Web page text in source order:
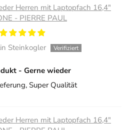
Herren mit Laptopfach 16,4"
- PIERRE PAUL
Steinkogler
- Gerne wieder
Super Qualität
Herren mit Laptopfach 16,4"